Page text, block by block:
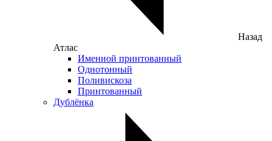
Назад
Атлас
Именной принтованный
Однотонный
Поливискоза
Принтованный
Дублёнка